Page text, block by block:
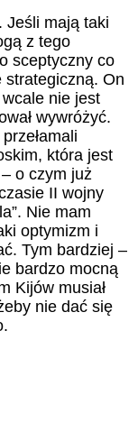
Jeśli mają taki
z tego
sceptyczny co
strategiczną. On
nie jest
wywróżyć.
która jest
o czym już
II wojny
Nie mam
optymizm i
Tym bardziej –
bardzo mocną
Kijów musiał
nie dać się